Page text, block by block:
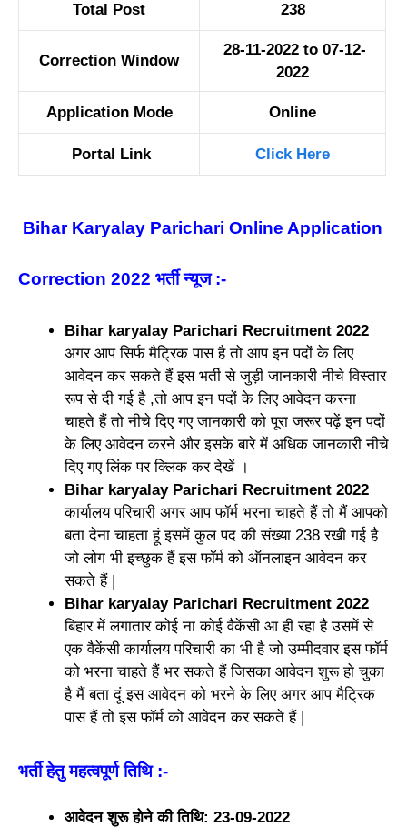
Total Post 238
Correction Window
28-11-2022 to 07-12-
2022
Application Mode Online
Portal Link Click Here
Bihar Karyalay Parichari Online Application
Correction 2022 भर्ती न्यूज:-
Bihar karyalay Parichari Recruitment 2022
अगर आप सिर्फ मैट्रिक पास है तो आप इन पदों के लिए
आवेदन कर सकते हैं इस भर्ती से जुड़ी जानकारी नीचे विस्तार
रूप से दी गई है ,तो आप इन पदों के लिए आवेदन करना
चाहते हैं तो नीचे दिए गए जानकारी को पूरा जरूर पढ़ें इन पदों
के लिए आवेदन करने और इसके बारे में अधिक जानकारी नीचे
दिए गए लिंक पर क्लिक कर देखें ।
Bihar karyalay Parichari Recruitment 2022
कार्यालय परिचारी अगर आप फॉर्म भरना चाहते हैं तो मैं आपको
बता देना चाहता हूं इसमें कुल पद की संख्या 238 रखी गई है
जो लोग भी इच्छुक हैं इस फॉर्म को ऑनलाइन आवेदन कर
सकते हैं |
Bihar karyalay Parichari Recruitment 2022
बिहार में लगातार कोई ना कोई वैकेंसी आ ही रहा है उसमें से
एक वैकेंसी कार्यालय परिचारी का भी है जो उम्मीदवार इस फॉर्म
को भरना चाहते हैं भर सकते हैं जिसका आवेदन शुरू हो चुका
है मैं बता दूं इस आवेदन को भरने के लिए अगर आप मैट्रिक
पास हैं तो इस फॉर्म को आवेदन कर सकते हैं |
भर्ती हेतु महत्वपूर्ण तिथि :-
आवेदन शुरू होने की तिथि: 23-09-2022